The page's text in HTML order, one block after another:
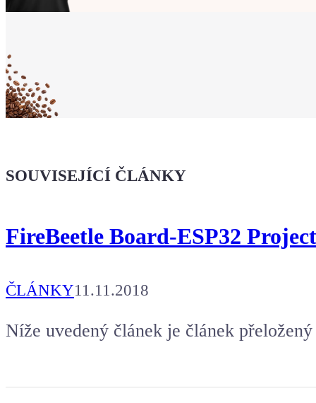
že jsi Maker!
Koupit tričko
SOUVISEJÍCÍ ČLÁNKY
FireBeetle Board-ESP32
ČLÁNKY11.11.2018
Níže uvedený článek je článek